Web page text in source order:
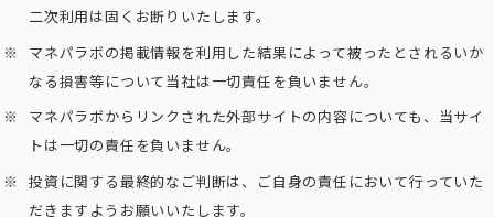
二次利用は固くお断りいたします。
マネパラボの掲載情報を利用した結果によって被ったとされるいか
なる損害等について当社は一切責任を負いません。
マネパラボからリンクされた外部サイトの内容についても、当サイ
トは一切の責任を負いません。
投資に関する最終的なご判断は、ご自身の責任において行っていた
だきますようお願いいたします。